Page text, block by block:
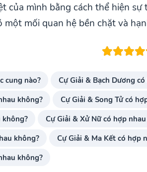
của mình bằng cách thể hiện
một mối quan hệ bền chặt và
cung nào?
Cự Giải & Bạch Dương
không?
Cự Giải & Song Tử có
không?
Cự Giải & Xử Nữ có hợp
không?
Cự Giải & Ma Kết có hợp
không?